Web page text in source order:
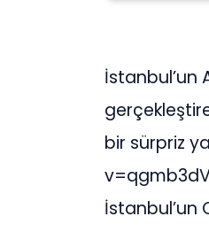
İstanbul’un
bir sürpriz
İstanbul’un